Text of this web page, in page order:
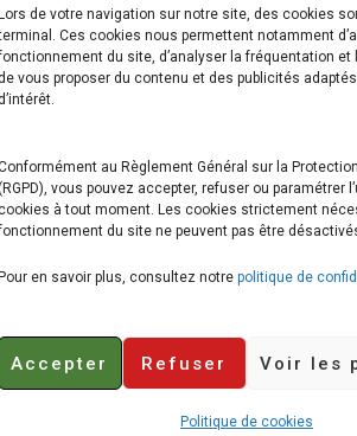
de votre navigation sur notre site, des cookies
Ces cookies nous permettent notamment
du site, d’analyser la fréquentation et
vous proposer du contenu et des publicités
au Règlement Général sur la
vous pouvez accepter, refuser ou paramétrer
à tout moment. Les cookies strictement
du site ne peuvent pas être
en savoir plus, consultez notre politique de
Accepter Refuser Voir les
Politique de cookies
loops.fr
Du Lundi au Vendredi
10h00 – 12h30 //
19h00
Le Samedi
18h00